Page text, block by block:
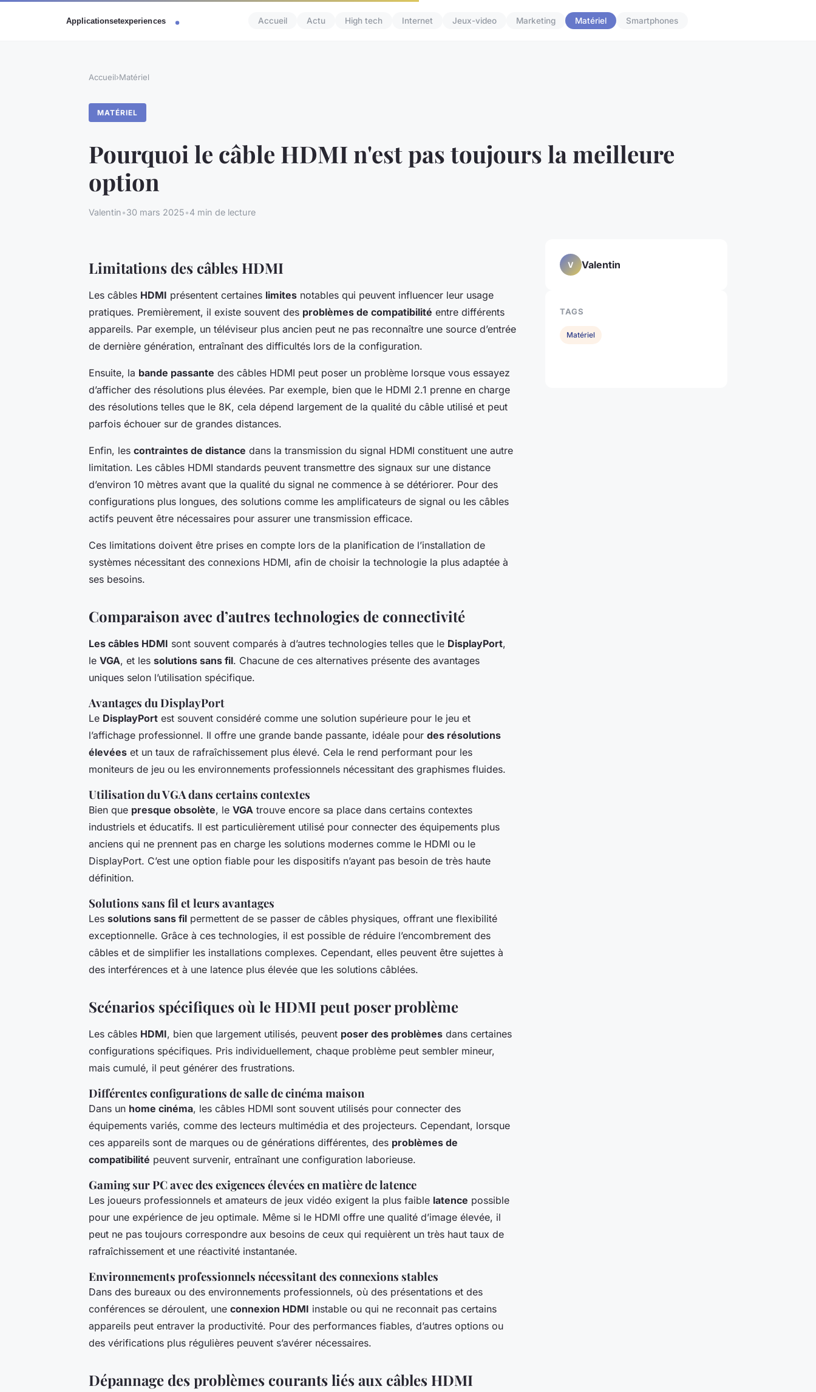
Accueil Actu High tech Internet Jeux-video Marketing Matériel Smartphones
Accueil›Matériel
MATÉRIEL
Pourquoi le câble HDMI n'est pas toujours la meilleure
option
Valentin•30 mars 2025•4 min de lecture
Limitations des câbles HDMI
Les câbles HDMI présentent certaines limites notables qui peuvent influencer leur usage
pratiques. Premièrement, il existe souvent des problèmes de compatibilité entre différents
appareils. Par exemple, un téléviseur plus ancien peut ne pas reconnaître une source d’entrée
de dernière génération, entraînant des difficultés lors de la configuration.
Ensuite, la bande passante des câbles HDMI peut poser un problème lorsque vous essayez
d’afficher des résolutions plus élevées. Par exemple, bien que le HDMI 2.1 prenne en charge
des résolutions telles que le 8K, cela dépend largement de la qualité du câble utilisé et peut
parfois échouer sur de grandes distances.
Enfin, les contraintes de distance dans la transmission du signal HDMI constituent une autre
limitation. Les câbles HDMI standards peuvent transmettre des signaux sur une distance
d’environ 10 mètres avant que la qualité du signal ne commence à se détériorer. Pour des
configurations plus longues, des solutions comme les amplificateurs de signal ou les câbles
actifs peuvent être nécessaires pour assurer une transmission efficace.
Ces limitations doivent être prises en compte lors de la planification de l’installation de
systèmes nécessitant des connexions HDMI, afin de choisir la technologie la plus adaptée à
ses besoins.
Comparaison avec d’autres technologies de connectivité
Les câbles HDMI sont souvent comparés à d’autres technologies telles que le DisplayPort,
le VGA, et les solutions sans fil. Chacune de ces alternatives présente des avantages
uniques selon l’utilisation spécifique.
Avantages du DisplayPort
Le DisplayPort est souvent considéré comme une solution supérieure pour le jeu et
l’affichage professionnel. Il offre une grande bande passante, idéale pour des résolutions
élevées et un taux de rafraîchissement plus élevé. Cela le rend performant pour les
moniteurs de jeu ou les environnements professionnels nécessitant des graphismes fluides.
Utilisation du VGA dans certains contextes
Bien que presque obsolète, le VGA trouve encore sa place dans certains contextes
industriels et éducatifs. Il est particulièrement utilisé pour connecter des équipements plus
anciens qui ne prennent pas en charge les solutions modernes comme le HDMI ou le
DisplayPort. C’est une option fiable pour les dispositifs n’ayant pas besoin de très haute
définition.
Solutions sans fil et leurs avantages
Les solutions sans fil permettent de se passer de câbles physiques, offrant une flexibilité
exceptionnelle. Grâce à ces technologies, il est possible de réduire l’encombrement des
câbles et de simplifier les installations complexes. Cependant, elles peuvent être sujettes à
des interférences et à une latence plus élevée que les solutions câblées.
Scénarios spécifiques où le HDMI peut poser problème
Les câbles HDMI, bien que largement utilisés, peuvent poser des problèmes dans certaines
configurations spécifiques. Pris individuellement, chaque problème peut sembler mineur,
mais cumulé, il peut générer des frustrations.
Différentes configurations de salle de cinéma maison
Dans un home cinéma, les câbles HDMI sont souvent utilisés pour connecter des
équipements variés, comme des lecteurs multimédia et des projecteurs. Cependant, lorsque
ces appareils sont de marques ou de générations différentes, des problèmes de
compatibilité peuvent survenir, entraînant une configuration laborieuse.
Gaming sur PC avec des exigences élevées en matière de latence
Les joueurs professionnels et amateurs de jeux vidéo exigent la plus faible latence possible
pour une expérience de jeu optimale. Même si le HDMI offre une qualité d’image élevée, il
peut ne pas toujours correspondre aux besoins de ceux qui requièrent un très haut taux de
rafraîchissement et une réactivité instantanée.
Environnements professionnels nécessitant des connexions stables
Dans des bureaux ou des environnements professionnels, où des présentations et des
conférences se déroulent, une connexion HDMI instable ou qui ne reconnait pas certains
appareils peut entraver la productivité. Pour des performances fiables, d’autres options ou
des vérifications plus régulières peuvent s’avérer nécessaires.
Dépannage des problèmes courants liés aux câbles HDMI
V Valentin
TAGS
Matériel